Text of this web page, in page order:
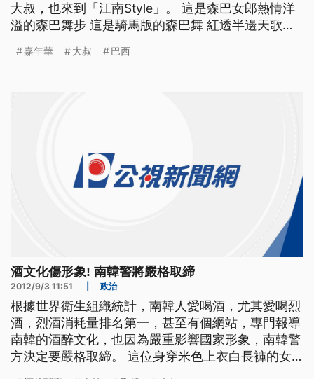
大叔，也來到「江南Style」。 這是森巴女郎熱情洋
溢的森巴舞步 這是騎馬版的森巴舞 紅透半邊天歌手
現場HIGH翻天 由於今年正好是南韓人移民巴西50週
嘉年華 大叔 巴西
酒文化傷形象! 南韓警將嚴格取締
2012/9/3 11:51 政治
根據世界衛生組織統計，南韓人愛喝酒，尤其愛喝烈
酒，烈酒消耗量排名第一，甚至有個網站，專門報導
南韓的酒醉文化，也因為嚴重影響國家形象，南韓警
方決定要嚴格取締。 這位身穿米色上衣白長褲的女